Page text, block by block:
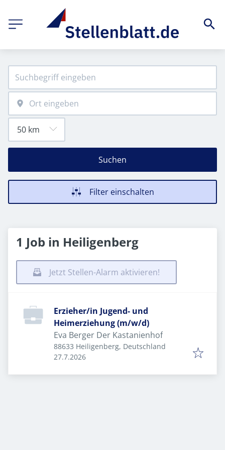
Suchen
Filter einschalten
1 Job in Heiligenberg
Jetzt Stellen-Alarm aktivieren!
Erzieher/in Jugend- und
Heimerziehung (m/w/d)
Eva Berger Der Kastanienhof
88633 Heiligenberg, Deutschland
Veröffentlicht
27.7.2026